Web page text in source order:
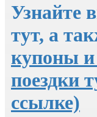
Узнайте
тут, а
купоны
поездки
ссылке)